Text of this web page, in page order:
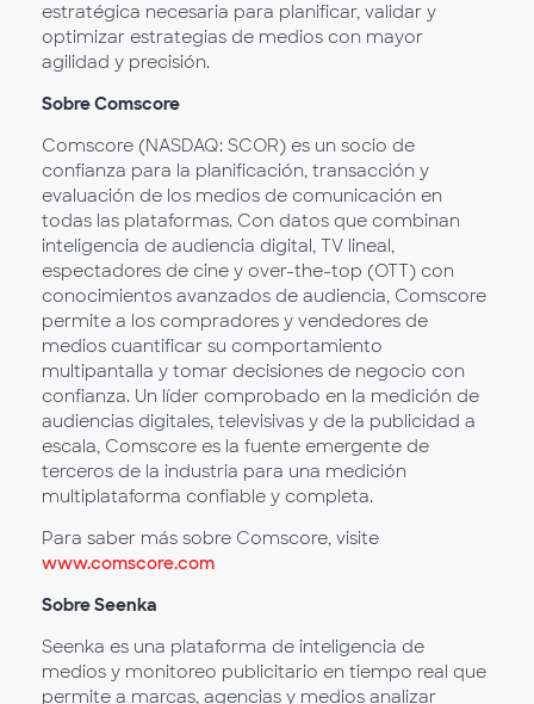
estratégica necesaria para planificar, validar y
optimizar estrategias de medios con mayor
agilidad y precisión.
Sobre Comscore
Comscore (NASDAQ: SCOR) es un socio de
confianza para la planificación, transacción y
evaluación de los medios de comunicación en
todas las plataformas. Con datos que combinan
inteligencia de audiencia digital, TV lineal,
espectadores de cine y over-the-top (OTT) con
conocimientos avanzados de audiencia, Comscore
permite a los compradores y vendedores de
medios cuantificar su comportamiento
multipantalla y tomar decisiones de negocio con
confianza. Un líder comprobado en la medición de
audiencias digitales, televisivas y de la publicidad a
escala, Comscore es la fuente emergente de
terceros de la industria para una medición
multiplataforma confiable y completa.
Para saber más sobre Comscore, visite
www.comscore.com
Sobre Seenka
Seenka es una plataforma de inteligencia de
medios y monitoreo publicitario en tiempo real que
permite a marcas, agencias y medios analizar